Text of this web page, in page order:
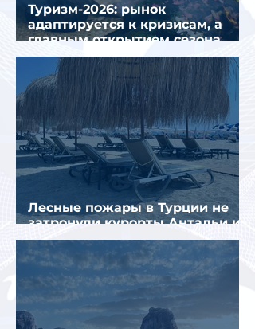
Туризм-2026: рынок
адаптируется к кризисам, а
главным открытием сезона
стал Вьетнам
Лесные пожары в Турции не
затронули курорты Антальи и
Муглы